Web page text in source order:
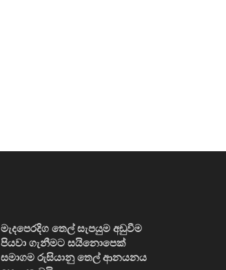
මැදපෙරදිග තෙල් සැපයුම අඩුවීම
පියවා ගැනීමට සයිනොපෙක්
සමාගම රුසියානු තෙල් ආනයනය